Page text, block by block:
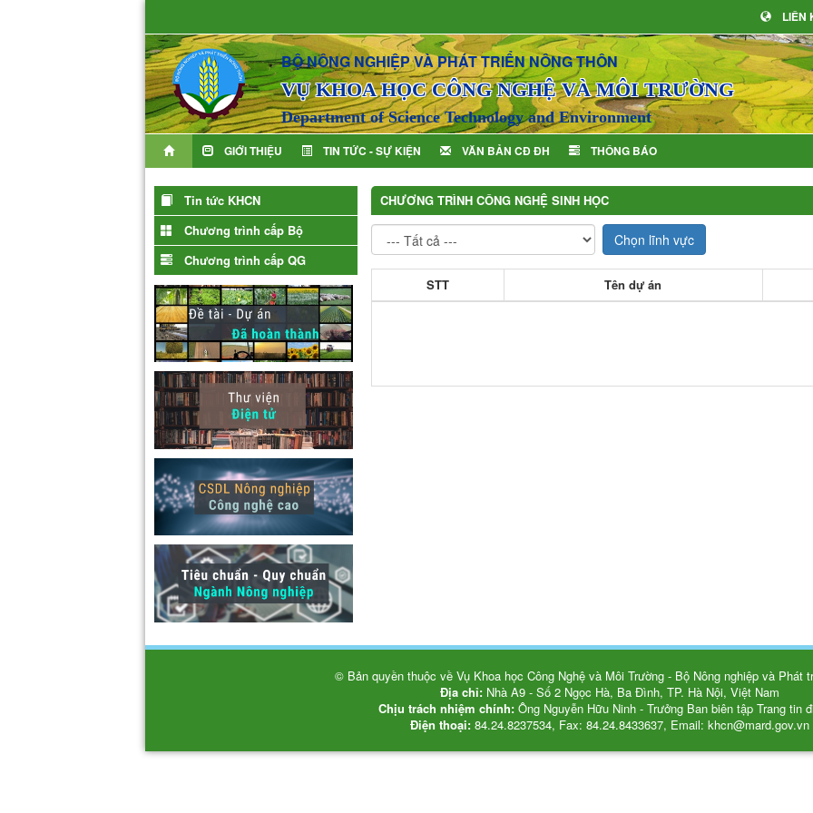
LIÊN
BỘ NÔNG NGHIỆP VÀ PHÁT TRIỂN NÔNG THÔN
VỤ KHOA HỌC CÔNG NGHỆ VÀ MÔI TRƯỜNG
Department of Science Technology and Environment
GIỚI THIỆU TIN TỨC - SỰ KIỆN VĂN BẢN CĐ ĐH THÔNG BÁO
Tin tức KHCN
Chương trình cấp Bộ
Chương trình cấp QG
CHƯƠNG TRÌNH CÔNG NGHỆ SINH HỌC
Chọn lĩnh vực
STT Tên dự án
© Bản quyền thuộc về Vụ Khoa học Công Nghệ và Môi Trường - Bộ Nông nghiệp và Phát
Địa chỉ: Nhà A9 - Số 2 Ngọc Hà, Ba Đình, TP. Hà Nội, Việt Nam
Chịu trách nhiệm chính: Ông Nguyễn Hữu Ninh - Trưởng Ban biên tập Trang tin
Điện thoại: 84.24.8237534, Fax: 84.24.8433637, Email: khcn@mard.gov.vn